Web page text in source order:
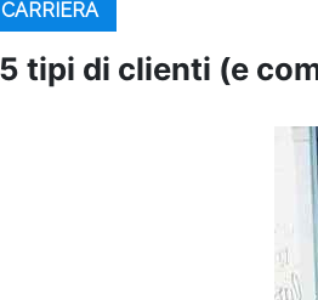
CARRIERA
tipi di clienti (e